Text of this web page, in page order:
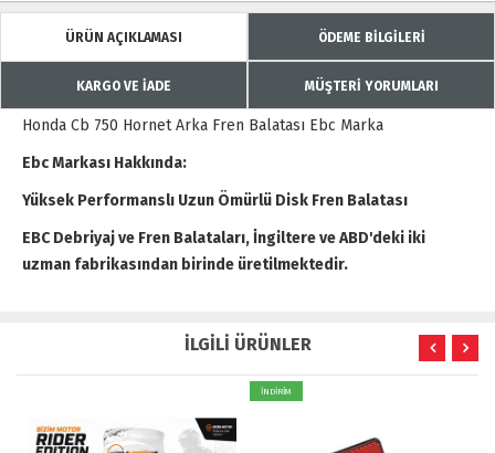
ÜRÜN AÇIKLAMASI ÖDEME BİLGİLERİ
KARGO VE İADE MÜŞTERİ YORUMLARI
Honda Cb 750 Hornet Arka Fren Balatası Ebc Marka
Ebc Markası Hakkında:
Yüksek Performanslı Uzun Ömürlü Disk Fren Balatası
EBC Debriyaj ve Fren Balataları, İngiltere ve ABD'deki iki
uzman fabrikasından birinde üretilmektedir.
İLGİLİ ÜRÜNLER
İNDİRİM